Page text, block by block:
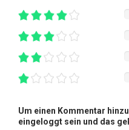
Um einen Kommentar
eingeloggt sein und das